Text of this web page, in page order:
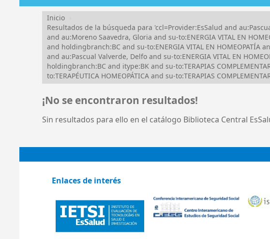
Inicio
Resultados de la búsqueda para 'ccl=Provider:EsSalud and
and au:Moreno Saavedra, Gloria and su-to:ENERGIA VITAL EN
and holdingbranch:BC and su-to:ENERGIA VITAL EN HOMEOPATÍA
and au:Pascual Valverde, Delfo and su-to:ENERGIA VITAL EN
holdingbranch:BC and itype:BK and su-to:TERAPIAS
to:TERAPÉUTICA HOMEOPÁTICA and su-to:TERAPIAS
¡No se encontraron resultados!
Sin resultados para ello en el catálogo Biblioteca Central
Enlaces de interés